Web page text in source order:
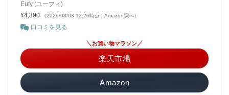
Eufy (ユーフィ)
¥4,390
（2026/08/03 13:26時点 | Amazon調べ）
口コミを見る
Amazon
＼お買い物マラソン／
楽天市場